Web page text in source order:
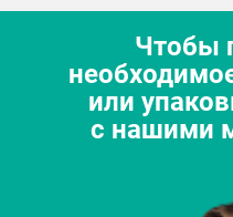
Чтобы
или
с нашими